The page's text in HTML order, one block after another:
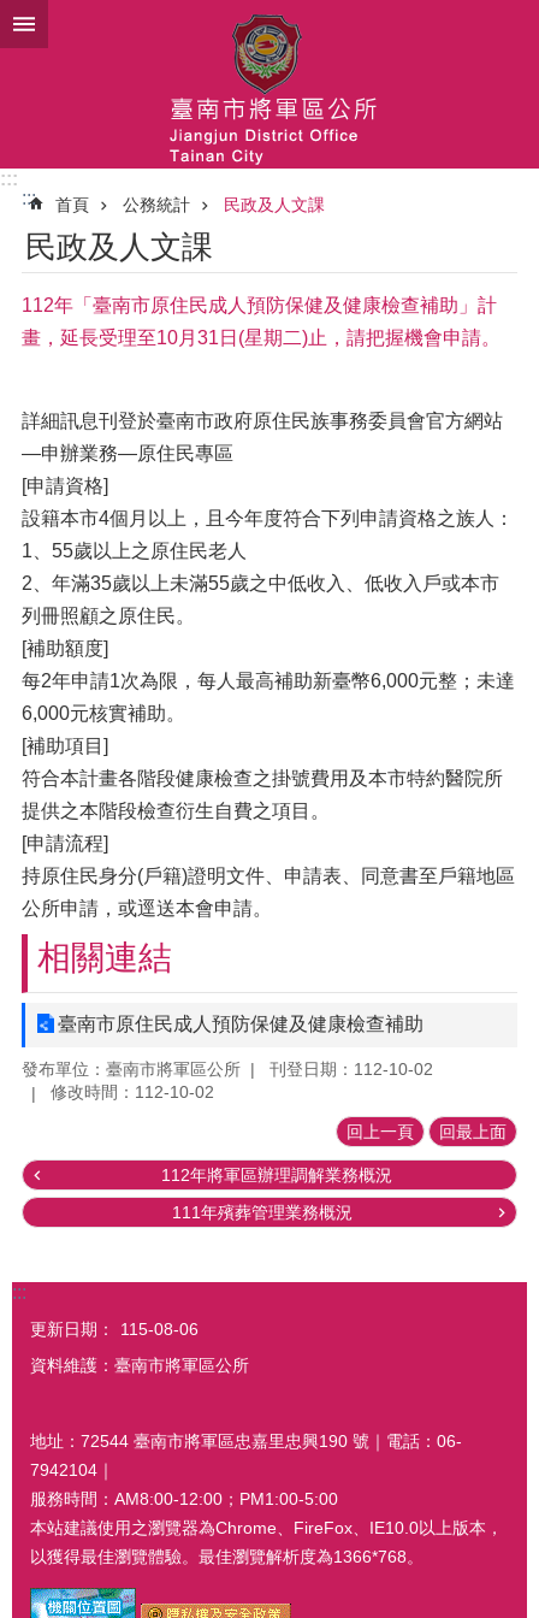
跳到主要內容區塊
:::
:::
首頁 公務統計 民政及人文課
民政及人文課
112年「臺南市原住民成人預防保健及健康檢查補助」計
畫，延長受理至10月31日(星期二)止，請把握機會申請。
詳細訊息刊登於臺南市政府原住民族事務委員會官方網站
—申辦業務—原住民專區
[申請資格]
設籍本市4個月以上，且今年度符合下列申請資格之族人：
1、55歲以上之原住民老人
2、年滿35歲以上未滿55歲之中低收入、低收入戶或本市
列冊照顧之原住民。
[補助額度]
每2年申請1次為限，每人最高補助新臺幣6,000元整；未達
6,000元核實補助。
[補助項目]
符合本計畫各階段健康檢查之掛號費用及本市特約醫院所
提供之本階段檢查衍生自費之項目。
[申請流程]
持原住民身分(戶籍)證明文件、申請表、同意書至戶籍地區
公所申請，或逕送本會申請。
相關連結
臺南市原住民成人預防保健及健康檢查補助
發布單位：臺南市將軍區公所
刊登日期：112-10-02
修改時間：112-10-02
回上一頁 回最上面
112年將軍區辦理調解業務概況
111年殯葬管理業務概況
:::
更新日期：
115-08-06
資料維護：臺南市將軍區公所
地址：72544 臺南市將軍區忠嘉里忠興190 號｜電話：06-
7942104｜
服務時間：AM8:00-12:00；PM1:00-5:00
本站建議使用之瀏覽器為Chrome、FireFox、IE10.0以上版本，
以獲得最佳瀏覽體驗。最佳瀏覽解析度為1366*768。